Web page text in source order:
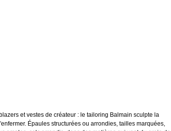
et vestes de créateur : le tailoring Balmain sculpte la
Épaules structurées ou arrondies, tailles marquées,